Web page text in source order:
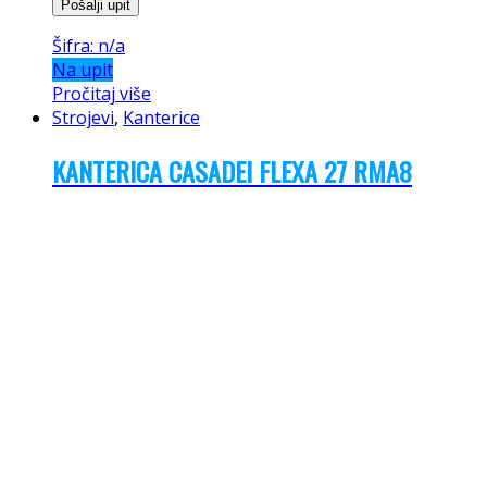
Pošalji upit
Šifra: n/a
Na upit
Pročitaj više
Strojevi, Kanterice
KANTERICA CASADEI FLEXA 27 RMA8